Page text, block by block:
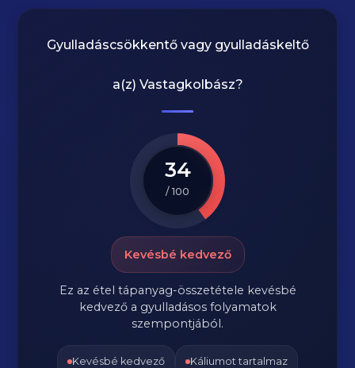
Gyulladáscsökkentő vagy gyulladáskeltő
a(z) Vastagkolbász?
34
/ 100
Kevésbé kedvező
Ez az étel tápanyag-összetétele kevésbé
kedvező a gyulladásos folyamatok
szempontjából.
Kevésbé kedvező Káliumot tartalmaz